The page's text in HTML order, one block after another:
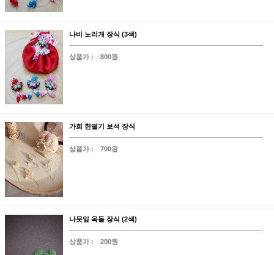
나비 노리개 장식 (3색)
상품가 : 800원
가희 한떨기 보석 장식
상품가 : 700원
나뭇잎 옥돌 장식 (2색)
상품가 : 200원